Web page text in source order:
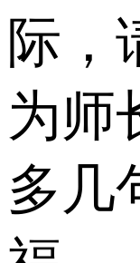
际，
为师
多几